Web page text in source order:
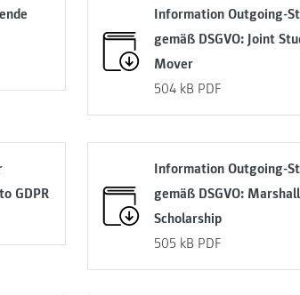
Information Outgoing-
gemäß DSGVO: Joint
Mover
504 kB PDF
GDPR
Information Outgoing-
gemäß DSGVO:
Scholarship
505 kB PDF